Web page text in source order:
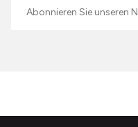
mailadres